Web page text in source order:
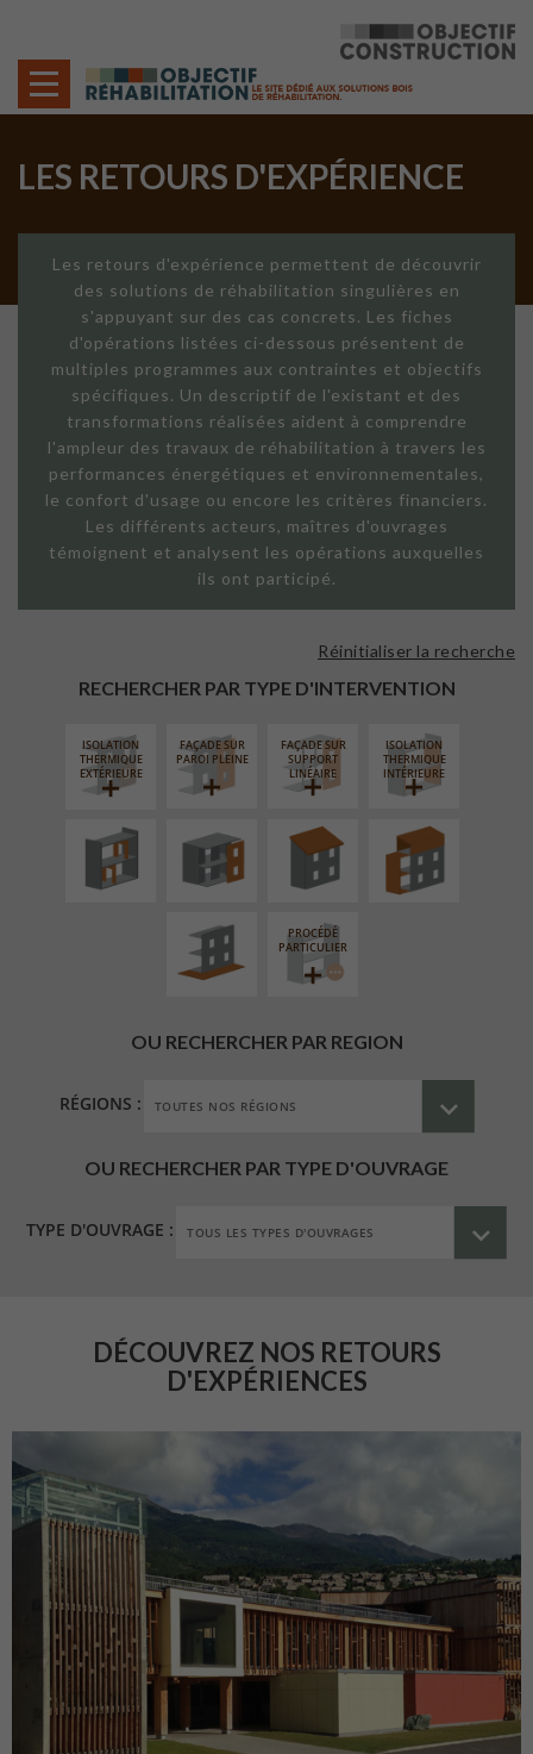
LES RETOURS D'EXPÉRIENCE
Les retours d'expérience permettent de découvrir
des solutions de réhabilitation singulières en
s'appuyant sur des cas concrets. Les fiches
d'opérations listées ci-dessous présentent de
multiples programmes aux contraintes et objectifs
spécifiques. Un descriptif de l'existant et des
transformations réalisées aident à comprendre
l'ampleur des travaux de réhabilitation à travers les
performances énergétiques et environnementales,
le confort d'usage ou encore les critères financiers.
Les différents acteurs, maîtres d'ouvrages
témoignent et analysent les opérations auxquelles
ils ont participé.
RECHERCHER PAR TYPE D'INTERVENTION
Réinitialiser la recherche
ISOLATION
THERMIQUE
EXTÉRIEURE
FAÇADE SUR
PAROI PLEINE
FAÇADE SUR
SUPPORT
LINÉAIRE
ISOLATION
THERMIQUE
INTÉRIEURE
RÉAMÉNAGEMENT
INTÉRIEUR
FERMETURE
LOGGIAS
RÉFECTION DES
TOITURES
SURÉLÉVATION
EXTENSION
AMÉNAGEMENT
EXTÉRIEUR
PROCÉDÉ
PARTICULIER
OU RECHERCHER PAR REGION
RÉGIONS :
OU RECHERCHER PAR TYPE D'OUVRAGE
TYPE D'OUVRAGE :
DÉCOUVREZ NOS RETOURS
D'EXPÉRIENCES